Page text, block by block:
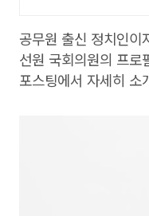
공무원 출신 정치인
선원 국회의원의 프로
포스팅에서 자세히 소